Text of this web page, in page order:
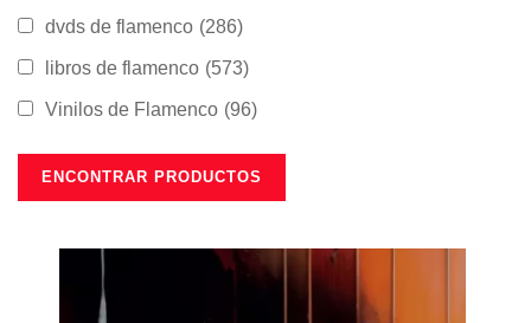
dvds de flamenco (286)
libros de flamenco (573)
Vinilos de Flamenco (96)